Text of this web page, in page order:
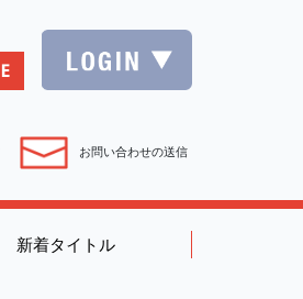
お問い合わせの送信
新着タイトル